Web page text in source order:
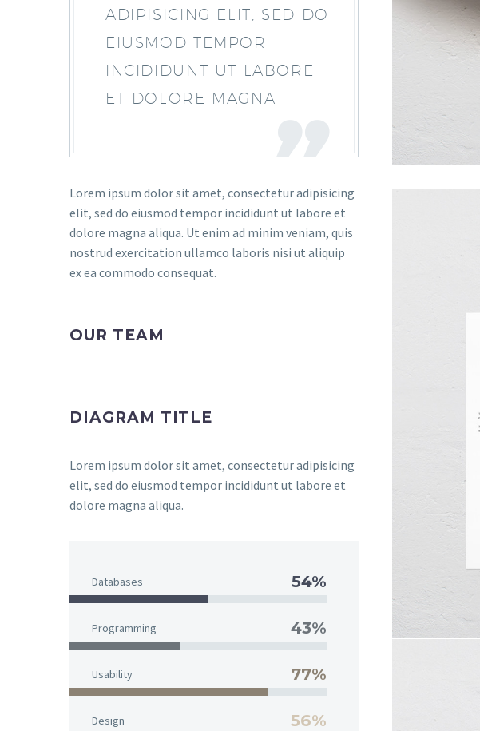
ADIPISICING ELIT, SED DO
EIUSMOD TEMPOR
INCIDIDUNT UT LABORE
ET DOLORE MAGNA
Lorem ipsum dolor sit amet, consectetur adipisicing
elit, sed do eiusmod tempor incididunt ut labore et
dolore magna aliqua. Ut enim ad minim veniam, quis
nostrud exercitation ullamco laboris nisi ut aliquip
ex ea commodo consequat.
OUR TEAM
DIAGRAM TITLE
Lorem ipsum dolor sit amet, consectetur adipisicing
elit, sed do eiusmod tempor incididunt ut labore et
dolore magna aliqua.
Databases 54%
Programming 43%
Usability 77%
Design 56%